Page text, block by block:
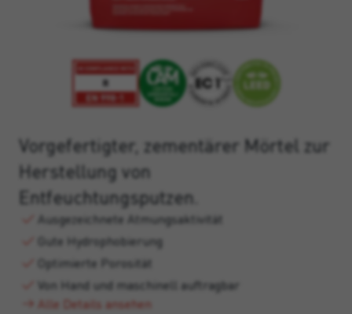
Vorgefertigter, zementärer Mörtel zur
Herstellung von
Entfeuchtungsputzen.
Ausgezeichnete Atmungsaktivität
Gute Hydrophobierung
Optimierte Porosität
Von Hand und maschinell auftragbar
Alle Details ansehen